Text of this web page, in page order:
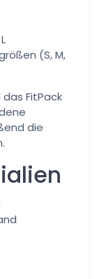
(S, M,
FitPack
die